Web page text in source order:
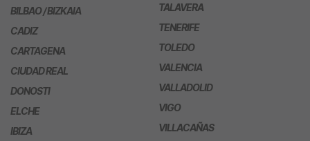
BILBAO / BIZKAIA
CADIZ
CARTAGENA
CIUDAD REAL
DONOSTI
ELCHE
IBIZA
TALAVERA
TENERIFE
TOLEDO
VALENCIA
VALLADOLID
VIGO
VILLACAÑAS